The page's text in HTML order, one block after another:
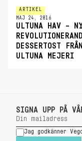
ARTIKEL
MAJ 24, 2016
ULTUNA HAV –
DESSERTOST FRÅN
ULTUNA MEJERI
SIGNA UPP PÅ
Jag godkänner